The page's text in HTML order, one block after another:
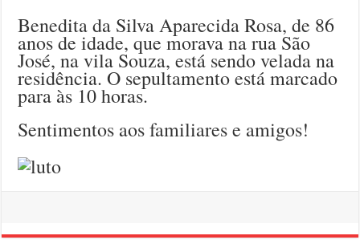
Benedita da Silva Aparecida Rosa, de 86
anos de idade, que morava na rua São
José, na vila Souza, está sendo velada na
residência. O sepultamento está marcado
para às 10 horas.
Sentimentos aos familiares e amigos!